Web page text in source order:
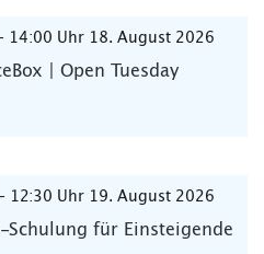
14:00 Uhr 18. August 2026
| Open Tuesday
12:30 Uhr 19. August 2026
Schulung für Einsteigende